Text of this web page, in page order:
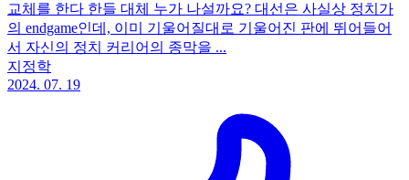
교체를 한다 한들 대체 누가 나설까요? 대선은 사실상 정치가
의 endgame인데, 이미 기울어질대로 기울어진 판에 뛰어들어
서 자신의 정치 커리어의 종막을 ...
지정학
2024. 07. 19